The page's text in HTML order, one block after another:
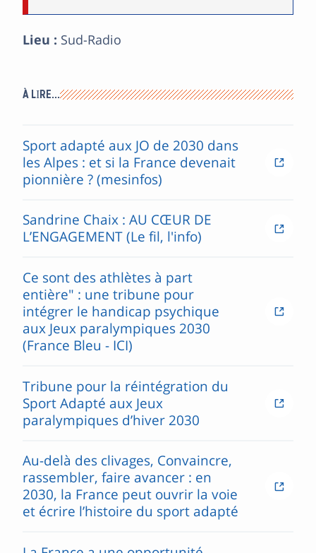
Lieu : Sud-Radio
À LIRE…
Sport adapté aux JO de 2030 dans
les Alpes : et si la France devenait
pionnière ? (mesinfos)
Sandrine Chaix : AU CŒUR DE
L’ENGAGEMENT (Le fil, l'info)
Ce sont des athlètes à part
entière" : une tribune pour
intégrer le handicap psychique
aux Jeux paralympiques 2030
(France Bleu - ICI)
Tribune pour la réintégration du
Sport Adapté aux Jeux
paralympiques d’hiver 2030
Au-delà des clivages, Convaincre,
rassembler, faire avancer : en
2030, la France peut ouvrir la voie
et écrire l’histoire du sport adapté